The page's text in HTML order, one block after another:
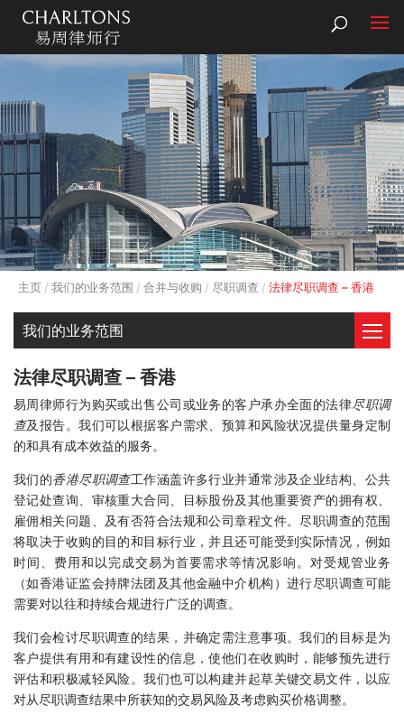
主页 我们的业务范围 合并与收购 尽职调查 法律尽职调查 – 香港
我们的业务范围
法律尽职调查 – 香港
易周律师行为购买或出售公司或业务的客户承办全面的法律尽职调
查及报告。我们可以根据客户需求、预算和风险状况提供量身定制
的和具有成本效益的服务。
我们的香港尽职调查工作涵盖许多行业并通常涉及企业结构、公共
登记处查询、审核重大合同、目标股份及其他重要资产的拥有权、
雇佣相关问题、及有否符合法规和公司章程文件。尽职调查的范围
将取决于收购的目的和目标行业，并且还可能受到实际情况，例如
时间、费用和以完成交易为首要需求等情况影响。对受规管业务
（如香港证监会持牌法团及其他金融中介机构）进行尽职调查可能
需要对以往和持续合规进行广泛的调查。
我们会检讨尽职调查的结果，并确定需注意事项。我们的目标是为
客户提供有用和有建设性的信息，使他们在收购时，能够预先进行
评估和积极减轻风险。我们也可以构建并起草关键交易文件，以应
对从尽职调查结果中所获知的交易风险及考虑购买价格调整。